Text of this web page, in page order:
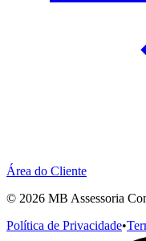
Área do Cliente
© 2026 MB Assessoria
Política de Privacidade•